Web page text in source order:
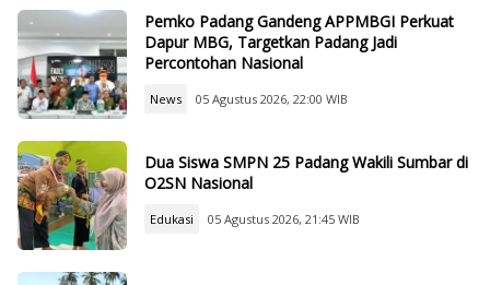
Pemko Padang Gandeng APPMBGI Perkuat
Dapur MBG, Targetkan Padang Jadi
Percontohan Nasional
News 05 Agustus 2026, 22:00 WIB
Dua Siswa SMPN 25 Padang Wakili Sumbar di
O2SN Nasional
Edukasi 05 Agustus 2026, 21:45 WIB